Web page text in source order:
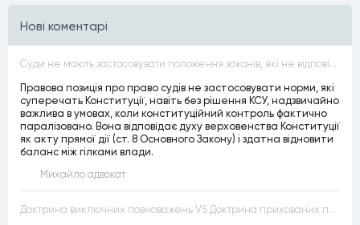
Нові коментарі
Суди не мають застосовувати положення законів, які не відповідають Конституції, незалежно від того, чи визнавалися вони Конституційним Судом України неконституційними, тобто закони, що суперечать Конституції України не можуть застосовуватися навіть у випадках, коли вони є чинними
Правова позиція про право судів не застосовувати норми, які
суперечать Конституції, навіть без рішення КСУ, надзвичайно
важлива в умовах, коли конституційний контроль фактично
паралізовано. Вона відповідає духу верховенства Конституції
як акту прямої дії (ст. 8 Основного Закону) і здатна відновити
баланс між гілками влади.
Михайло адвокат
Доктрина виключних повноважень VS Доктрина прихованих повноважень